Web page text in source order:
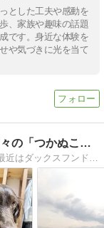
とした工夫や感動を
、家族や趣味の話題
です。身近な体験を
や気づきに光を当て
つかぬこと | しっぽの振れる音と日々の「つかぬこと」
しっぽの振れる音と日々の「つかぬこと」最近はダックスフンドのチョコタン・ブラックイエロー・レッドダップルのお話が多めになってます、お散歩やその他